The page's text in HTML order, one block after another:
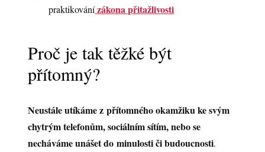
praktikovánízákona přitažlivosti
Proč je tak těžké být
přítomný?
Neustále utíkáme z přítomného okamžiku ke svým
chytrým telefonům, sociálním sítím, nebo se
necháváme unášet do minulosti či budoucnosti.